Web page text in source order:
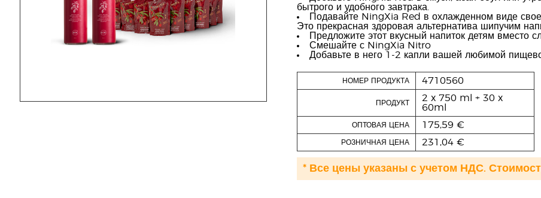
бытрого и удобного завтрака.
Подавайте NingXia Red в охлажденном виде
Это прекрасная здоровая альтернатива шипучим
Предложите этот вкусный напиток детям вместо
Смешайте с NingXia Nitro
Добавьте в него 1-2 капли вашей любимой
НОМЕР ПРОДУКТА 4710560
ПРОДУКТ
2 x 750 ml + 30 x
60ml
ОПТОВАЯ ЦЕНА 175,59 €
РОЗНИЧНАЯ ЦЕНА 231,04 €
* Все цены указаны с учетом НДС.